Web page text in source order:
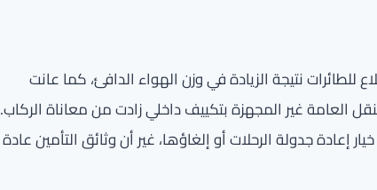
نتيجة الزيادة في وزن الهواء الدافئ، كما عانت
العامة غير المجهزة بتكييف داخلي زادت من معاناة الركاب.
جدولة الرحلات أو إلغاؤها، غير أن وثائق التأمين عادة